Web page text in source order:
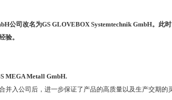
公司改名为GS GLOVEBOX Systemtechnik GmbH。此
验。
MEGA Metall GmbH.
并入公司后，进一步保证了产品的高质量以及生产交期的